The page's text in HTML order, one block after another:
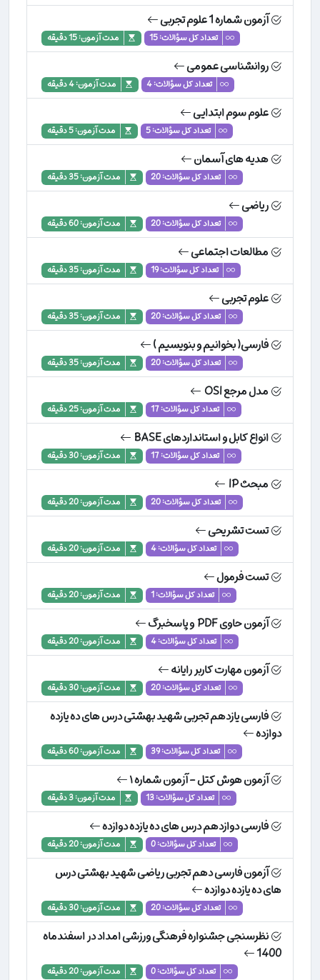
آزمون شماره 1 علوم تجربی
تعداد کل سؤالات: 15 مدت آزمون: 15 دقیقه
روانشناسی عمومی
تعداد کل سؤالات: 4 مدت آزمون: 4 دقیقه
علوم سوم ابتدایی
تعداد کل سؤالات: 5 مدت آزمون: 5 دقیقه
هدیه های آسمان
تعداد کل سؤالات: 20 مدت آزمون: 35 دقیقه
ریاضی
تعداد کل سؤالات: 20 مدت آزمون: 60 دقیقه
مطالعات اجتماعی
تعداد کل سؤالات: 19 مدت آزمون: 35 دقیقه
علوم تجربی
تعداد کل سؤالات: 20 مدت آزمون: 35 دقیقه
فارسی( بخوانیم و بنویسیم )
تعداد کل سؤالات: 20 مدت آزمون: 35 دقیقه
مدل مرجع OSI
تعداد کل سؤالات: 17 مدت آزمون: 25 دقیقه
انواع کابل و استانداردهای BASE
تعداد کل سؤالات: 17 مدت آزمون: 30 دقیقه
مبحث IP
تعداد کل سؤالات: 20 مدت آزمون: 20 دقیقه
تست تشریحی
تعداد کل سؤالات: 4 مدت آزمون: 20 دقیقه
تست فرمول
تعداد کل سؤالات: 1 مدت آزمون: 20 دقیقه
آزمون حاوی PDF و پاسخبرگ
تعداد کل سؤالات: 4 مدت آزمون: 20 دقیقه
آزمون مهارت کاربر رایانه
تعداد کل سؤالات: 20 مدت آزمون: 30 دقیقه
فارسی یازدهم تجربی شهید بهشتی درس های ده یازده
دوازده
تعداد کل سؤالات: 39 مدت آزمون: 60 دقیقه
آزمون هوش کتل - آزمون شماره ۱
تعداد کل سؤالات: 13 مدت آزمون: 3 دقیقه
فارسی دوازدهم درس های ده یازده دوازده
تعداد کل سؤالات: 0 مدت آزمون: 20 دقیقه
آزمون فارسی دهم تجربی ریاضی شهید بهشتی درس
های ده یازده دوازده
تعداد کل سؤالات: 20 مدت آزمون: 30 دقیقه
نظرسنجی جشنواره فرهنگی ورزشی امداد در اسفندماه
1400
تعداد کل سؤالات: 0 مدت آزمون: 20 دقیقه